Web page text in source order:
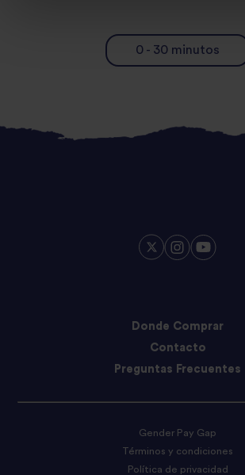
0 - 30 minutos
Donde Comprar
Contacto
Preguntas Frecuentes
Gender Pay Gap
Términos y condiciones
Política de privacidad